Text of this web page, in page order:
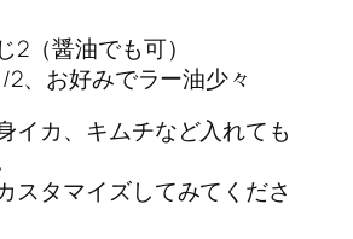
2（醤油でも可）
2、お好みでラー油少々
イカ、キムチなど入れても
スタマイズしてみてくださ